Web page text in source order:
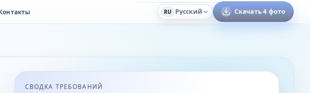
RU Русский Скачать 4 фото
СВОДКА ТРЕБОВАНИЙ